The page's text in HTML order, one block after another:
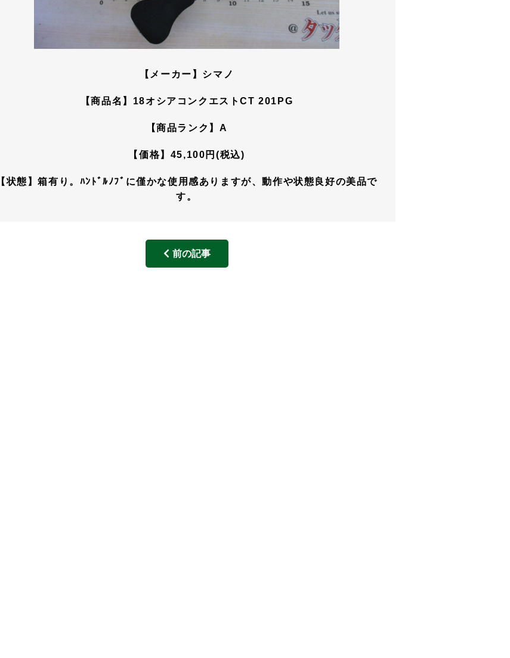
【メーカー】シマノ
【商品名】18オシアコンクエストCT 201PG
【商品ランク】A
【価格】45,100円(税込)
【状態】箱有り。ﾊﾝﾄﾞﾙﾉﾌﾞに僅かな使用感ありますが、動作や状態良好の美品で
す。
前の記事